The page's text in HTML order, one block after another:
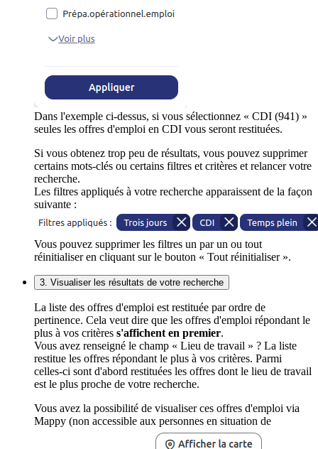
Dans l'exemple ci-dessus, si vous sélectionnez « CDI (941) »
seules les offres d'emploi en CDI vous seront restituées.
Si vous obtenez trop peu de résultats, vous pouvez supprimer
certains mots-clés ou certains filtres et critères et relancer votre
recherche.
Les filtres appliqués à votre recherche apparaissent de la façon
suivante :
Vous pouvez supprimer les filtres un par un ou tout
réinitialiser en cliquant sur le bouton « Tout réinitialiser ».
3. Visualiser les résultats de votre recherche
La liste des offres d'emploi est restituée par ordre de
pertinence. Cela veut dire que les offres d'emploi répondant le
plus à vos critères s'affichent en premier.
Vous avez renseigné le champ « Lieu de travail » ? La liste
restitue les offres répondant le plus à vos critères. Parmi
celles-ci sont d'abord restituées les offres dont le lieu de travail
est le plus proche de votre recherche.
Vous avez la possibilité de visualiser ces offres d'emploi via
Mappy (non accessible aux personnes en situation de